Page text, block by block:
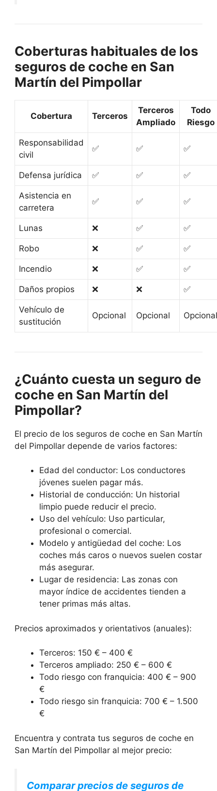
Coberturas habituales de los
seguros de coche en San
Martín del Pimpollar
Cobertura Terceros
Terceros
Ampliado
Todo
Riesgo
Responsabilidad
civil
✅ ✅ ✅
Defensa jurídica ✅ ✅ ✅
Asistencia en
carretera
✅ ✅ ✅
Lunas ❌ ✅ ✅
Robo ❌ ✅ ✅
Incendio ❌ ✅ ✅
Daños propios ❌ ❌ ✅
Vehículo de
sustitución
Opcional Opcional Opcional
¿Cuánto cuesta un seguro de
coche en San Martín del
Pimpollar?
El precio de los seguros de coche en San Martín
del Pimpollar depende de varios factores:
Edad del conductor: Los conductores
jóvenes suelen pagar más.
Historial de conducción: Un historial
limpio puede reducir el precio.
Uso del vehículo: Uso particular,
profesional o comercial.
Modelo y antigüedad del coche: Los
coches más caros o nuevos suelen costar
más asegurar.
Lugar de residencia: Las zonas con
mayor índice de accidentes tienden a
tener primas más altas.
Precios aproximados y orientativos (anuales):
Terceros: 150 € – 400 €
Terceros ampliado: 250 € – 600 €
Todo riesgo con franquicia: 400 € – 900
€
Todo riesgo sin franquicia: 700 € – 1.500
€
Encuentra y contrata tus seguros de coche en
San Martín del Pimpollar al mejor precio:
Comparar precios de seguros de